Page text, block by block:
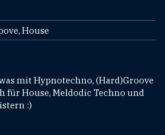
House
mit Hypnotechno, (Hard)Groove
für House, Meldodic Techno und
:)